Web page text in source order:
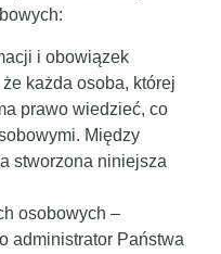
i obowiązek
każda osoba, której
prawo wiedzieć, co
Między
stworzona niniejsza
osobowych –
administrator Państwa